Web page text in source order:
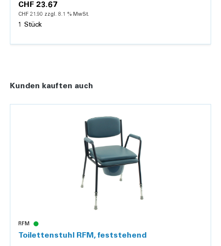
CHF 23.67
CHF 21.90 zzgl. 8.1 % MwSt.
1 Stück
Kunden kauften auch
RFM
Toilettenstuhl RFM, feststehend